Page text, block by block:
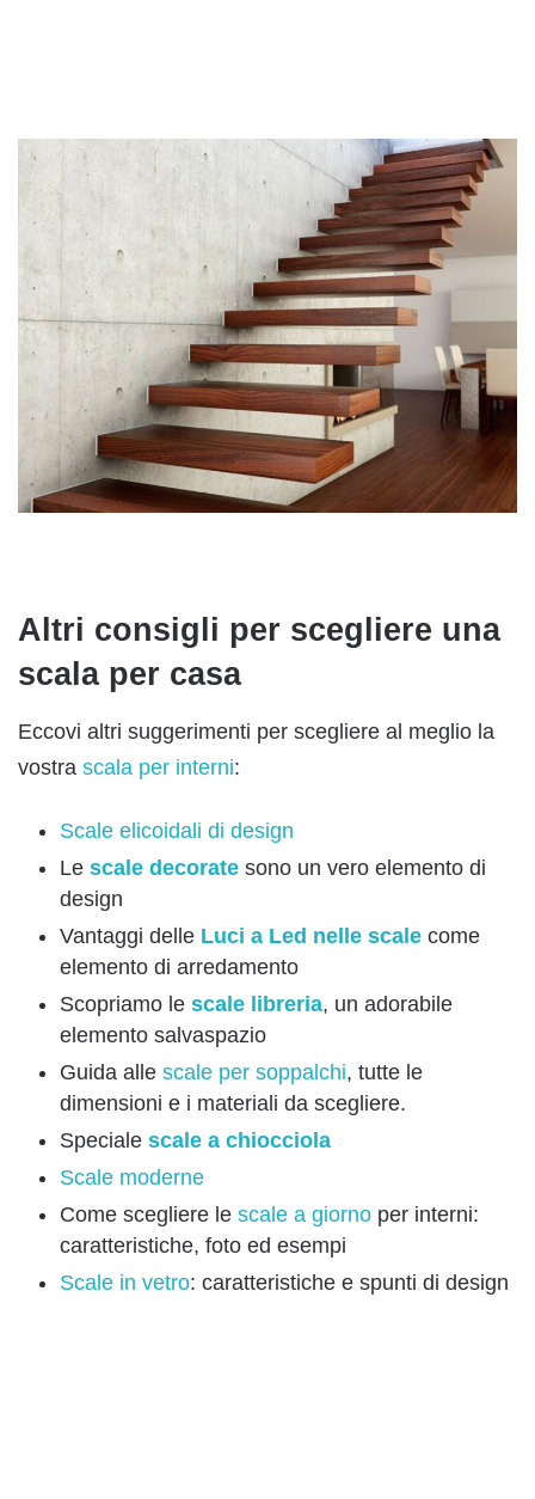
Altri consigli per scegliere una
scala per casa
Eccovi altri suggerimenti per scegliere al meglio la
vostra scala per interni:
Scale elicoidali di design
Le scale decorate sono un vero elemento di
design
Vantaggi delle Luci a Led nelle scale come
elemento di arredamento
Scopriamo le scale libreria, un adorabile
elemento salvaspazio
Guida alle scale per soppalchi, tutte le
dimensioni e i materiali da scegliere.
Speciale scale a chiocciola
Scale moderne
Come scegliere le scale a giorno per interni:
caratteristiche, foto ed esempi
Scale in vetro: caratteristiche e spunti di design